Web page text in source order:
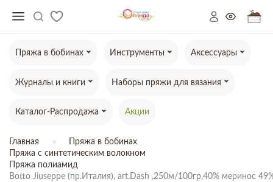
Пряжа в бобинах Инструменты Аксессуары
Журналы и книги Наборы пряжи для вязания
Каталог-Распродажа Акции
Главная
Пряжа в бобинах
Пряжа с синтетическим волокном
Пряжа полиамид
Botto Jiuseppe (пр.Италия), art.Dash ,250м/100гр,40% меринос